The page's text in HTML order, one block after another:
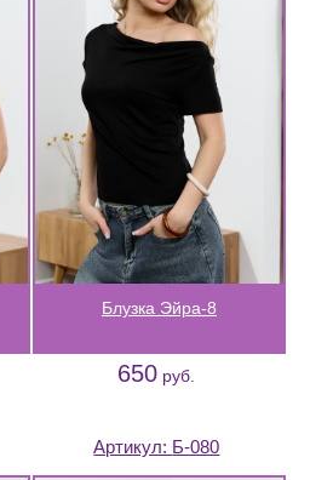
Блузка Эйра-8
650 руб.
Артикул: Б-080